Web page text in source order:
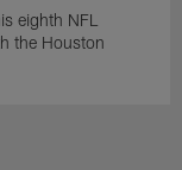
eighth NFL
the Houston